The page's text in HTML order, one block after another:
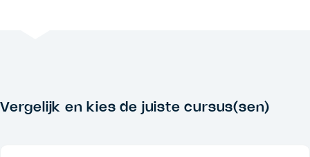
Vergelijk en kies de juiste cursus(sen)